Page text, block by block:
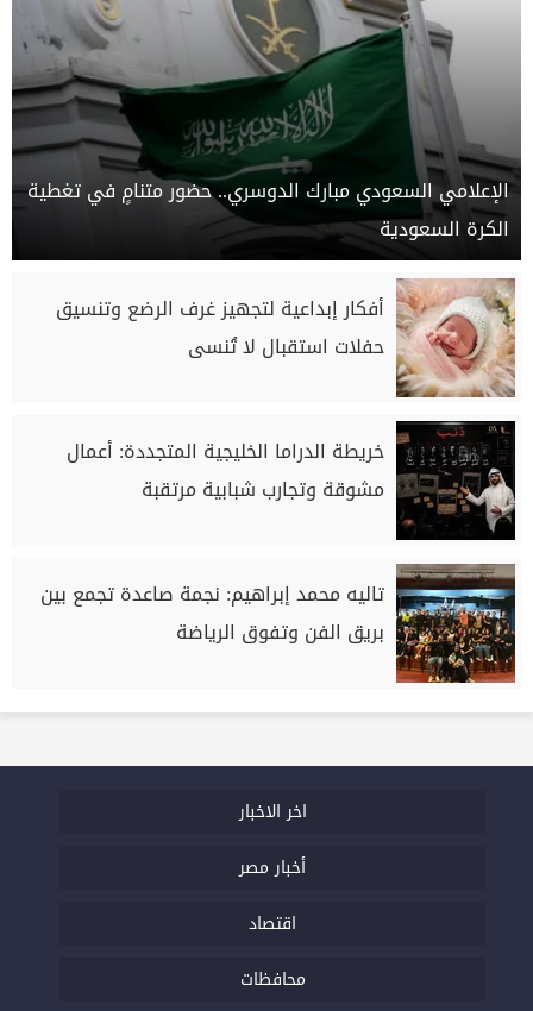
الإعلامي السعودي مبارك الدوسري.. حضور متنامٍ في تغطية
الكرة السعودية
أفكار إبداعية لتجهيز غرف الرضع وتنسيق
حفلات استقبال لا تُنسى
خريطة الدراما الخليجية المتجددة: أعمال
مشوقة وتجارب شبابية مرتقبة
تاليه محمد إبراهيم: نجمة صاعدة تجمع بين
بريق الفن وتفوق الرياضة
اخر الاخبار
أخبار مصر
اقتصاد
محافظات